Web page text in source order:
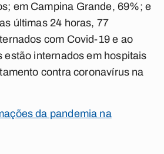
em Campina Grande, 69%; e
últimas 24 horas, 77
com Covid-19 e ao
estão internados em hospitais
contra coronavírus na
da pandemia na